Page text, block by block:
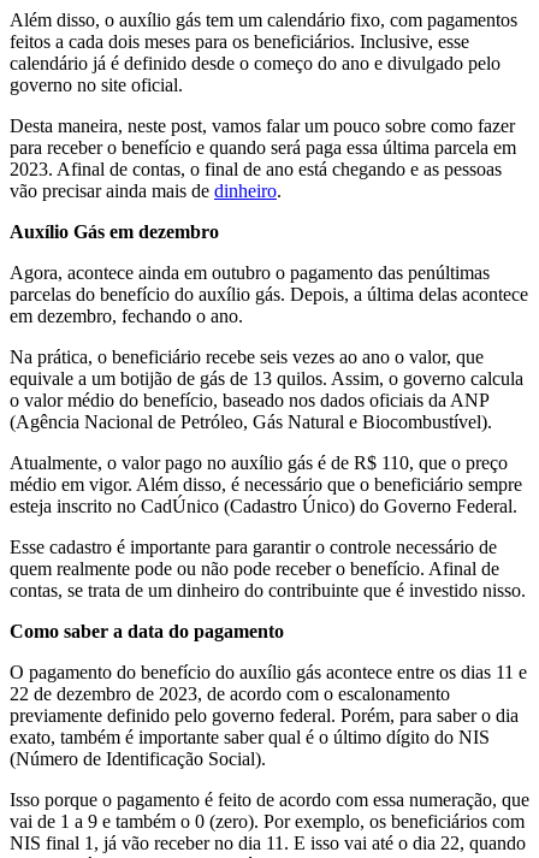
Além disso, o auxílio gás tem um calendário fixo, com pagamentos
feitos a cada dois meses para os beneficiários. Inclusive, esse
calendário já é definido desde o começo do ano e divulgado pelo
governo no site oficial.
Desta maneira, neste post, vamos falar um pouco sobre como fazer
para receber o benefício e quando será paga essa última parcela em
2023. Afinal de contas, o final de ano está chegando e as pessoas
vão precisar ainda mais de dinheiro.
Auxílio Gás em dezembro
Agora, acontece ainda em outubro o pagamento das penúltimas
parcelas do benefício do auxílio gás. Depois, a última delas acontece
em dezembro, fechando o ano.
Na prática, o beneficiário recebe seis vezes ao ano o valor, que
equivale a um botijão de gás de 13 quilos. Assim, o governo calcula
o valor médio do benefício, baseado nos dados oficiais da ANP
(Agência Nacional de Petróleo, Gás Natural e Biocombustível).
Atualmente, o valor pago no auxílio gás é de R$ 110, que o preço
médio em vigor. Além disso, é necessário que o beneficiário sempre
esteja inscrito no CadÚnico (Cadastro Único) do Governo Federal.
Esse cadastro é importante para garantir o controle necessário de
quem realmente pode ou não pode receber o benefício. Afinal de
contas, se trata de um dinheiro do contribuinte que é investido nisso.
Como saber a data do pagamento
O pagamento do benefício do auxílio gás acontece entre os dias 11 e
22 de dezembro de 2023, de acordo com o escalonamento
previamente definido pelo governo federal. Porém, para saber o dia
exato, também é importante saber qual é o último dígito do NIS
(Número de Identificação Social).
Isso porque o pagamento é feito de acordo com essa numeração, que
vai de 1 a 9 e também o 0 (zero). Por exemplo, os beneficiários com
NIS final 1, já vão receber no dia 11. E isso vai até o dia 22, quando